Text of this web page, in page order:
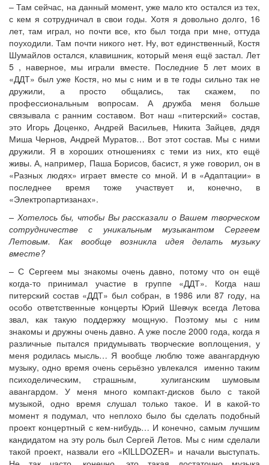
– Там сейчас, на данный момент, уже мало кто остался из тех,
с кем я сотрудничал в свои годы. Хотя я довольно долго, 16
лет, там играл, но почти все, кто был тогда при мне, оттуда
поуходили. Там почти никого нет. Ну, вот единственный, Костя
Шумайлов остался, клавишник, который меня ещё застал. Лет
5 , наверное, мы играли вместе. Последние 5 лет моих в
«ДДТ» был уже Костя, но мы с ним и в те годы сильно так не
дружили, а просто общались, так скажем, по
профессиональным вопросам. А дружба меня больше
связывала с ранним составом. Вот наш «питерский» состав,
это Игорь Доценко, Андрей Васильев, Никита Зайцев, дядя
Миша Чернов, Андрей Муратов… Вот этот состав. Мы с ними
дружили. Я в хороших отношениях с теми из них, кто ещё
живы. А, например, Паша Борисов, басист, я уже говорил, он в
«Разных людях» играет вместе со мной. И в «Адаптации» в
последнее время тоже участвует и, конечно, в
«Электропартизанах».
– Хотелось бы, чтобы Вы рассказали о Вашем творческом
сотрудничестве с уникальным музыкантом Сергеем
Летовым. Как вообще возникла идея делать музыку
вместе?
– С Сергеем мы знакомы очень давно, потому что он ещё
когда-то принимал участие в группе «ДДТ». Когда наш
питерский состав «ДДТ» был собран, в 1986 или 87 году, на
особо ответственные концерты Юрий Шевчук всегда Летова
звал, как такую поддержку мощную. Поэтому мы с ним
знакомы и дружны очень давно. А уже после 2000 года, когда я
различные пытался придумывать творческие воплощения, у
меня родилась мысль… Я вообще люблю тоже авангардную
музыку, одно время очень серьёзно увлекался именно таким
психоделическим, страшным, хулиганским шумовым
авангардом. У меня много компакт-дисков было с такой
музыкой, одно время слушал только такое. И в какой-то
момент я подумал, что неплохо было бы сделать подобный
проект концертный с кем-нибудь… И конечно, самым лучшим
кандидатом на эту роль был Сергей Летов. Мы с ним сделали
такой проект, назвали его «KILLDOZER» и начали выступать.